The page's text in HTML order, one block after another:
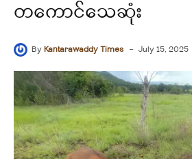
တကောင်သေဆုံး
ByKantarawaddy Times - July 15, 2025